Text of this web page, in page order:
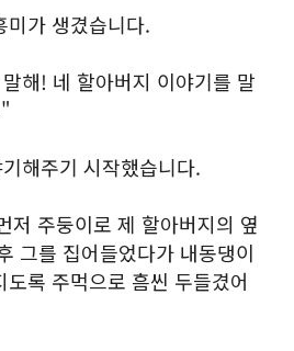
미가 생겼습니다.
해! 네 할아버지 이야기를 말
해주기 시작했습니다.
저 주둥이로 제 할아버지의 옆
그를 집어들었다가 내동댕이
록 주먹으로 흠씬 두들겼어